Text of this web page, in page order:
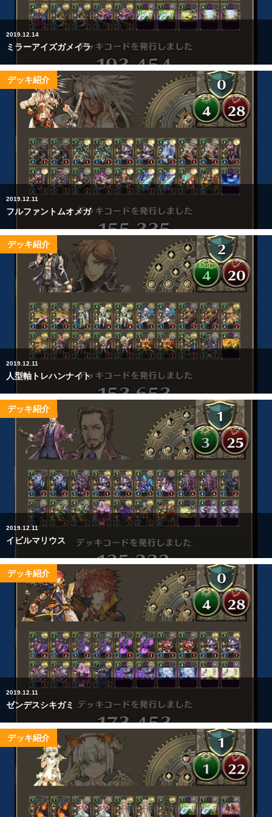
2019.12.14
ミラーアイズガメイラ
デッキ紹介
2019.12.11
フルファントムオメガ
デッキ紹介
2019.12.11
人型軸トレハンナイト
デッキ紹介
2019.12.11
イビルマリウス
デッキ紹介
2019.12.11
ゼンデスシキガミ
デッキ紹介